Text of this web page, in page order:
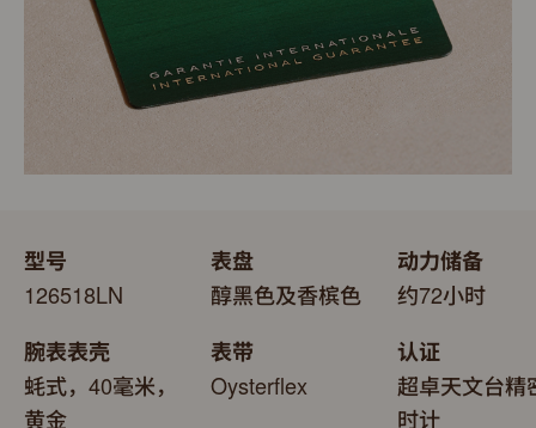
型号
126518LN
腕表表壳
蚝式，40毫米，
黄金
表盘
醇黑色及香槟色
表带
Oysterflex
动力储备
约72小时
认证
超卓天文台精
时计